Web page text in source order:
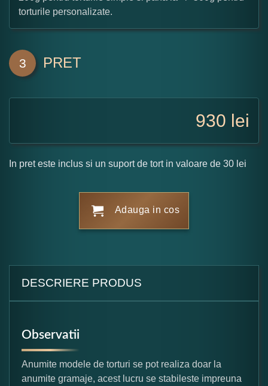
torturile personalizate.
3 PRET
930 lei
In pret este inclus si un suport de tort in valoare de 30 lei
Adauga in cos
DESCRIERE PRODUS
Observatii
Anumite modele de torturi se pot realiza doar la
anumite gramaje, acest lucru se stabileste impreuna